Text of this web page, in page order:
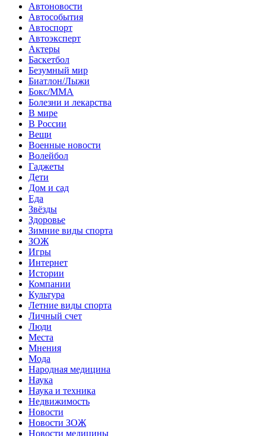
Автоновости
Автособытия
Автоспорт
Автоэксперт
Актеры
Баскетбол
Безумный мир
Биатлон/Лыжи
Бокс/MMA
Болезни и лекарства
В мире
В России
Вещи
Военные новости
Волейбол
Гаджеты
Дети
Дом и сад
Еда
Звёзды
Здоровье
Зимние виды спорта
ЗОЖ
Игры
Интернет
Истории
Компании
Культура
Летние виды спорта
Личный счет
Люди
Места
Мнения
Мода
Народная медицина
Наука
Наука и техника
Недвижимость
Новости
Новости ЗОЖ
Новости медицины